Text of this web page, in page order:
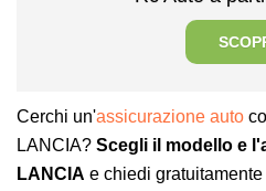
Cerchi un'assicurazione auto
LANCIA? Scegli il modello e
LANCIA e chiedi